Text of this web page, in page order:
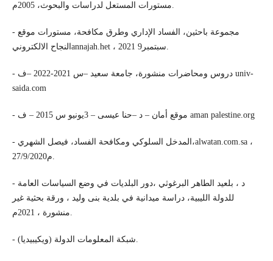
مستورات المستعل لدراسات والبحوث، 2005م.
- مجموعة باحثين، الفساد الإداري وطرق مكافحة، مستورات موقع
النجاح الالكترونيannajah.het ، 2021 سبتمبر9.
- دروس ومحاضرات منشورة، جامعة سعيد –س 2021-2022 –ف univ-
saida.com
- موقع أمان – د –حنا عيسى – 3يونيو س 2015 – ف aman palestine.org
- المدخل السلوكي ومكافحة الفساد، فيصل الشهري،alwatan.com.sa ،
27/9/2020م.
- د ، بلعيد الطاهر البرغوثي ،دور البلديات في وضع السياسات العامة
للدولة الليبية، دراسة ميدانية في بلدية بنى وليد ، ورقة بحثية غير
منشورة ، 2021م.
- شبكة المعلومات الدولة (ويكيبيديا).